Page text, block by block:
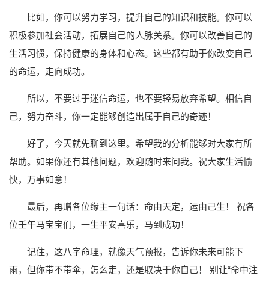
比如，你可以努力学习，提升自己的知识和技能。你可以
积极参加社会活动，拓展自己的人脉关系。你可以改善自己的
生活习惯，保持健康的身体和心态。这些都有助于你改变自己
的命运，走向成功。
所以，不要过于迷信命运，也不要轻易放弃希望。相信自
己，努力奋斗，你一定能够创造出属于自己的奇迹！
好了，今天就先聊到这里。希望我的分析能够对大家有所
帮助。如果你还有其他问题，欢迎随时来问我。祝大家生活愉
快，万事如意！
最后，再赠各位缘主一句话：命由天定，运由己生！ 祝各
位壬午马宝宝们，一生平安喜乐，马到成功！
记住，这八字命理，就像天气预报，告诉你未来可能下
雨，但你带不带伞，怎么走，还是取决于你自己！ 别让“命中注